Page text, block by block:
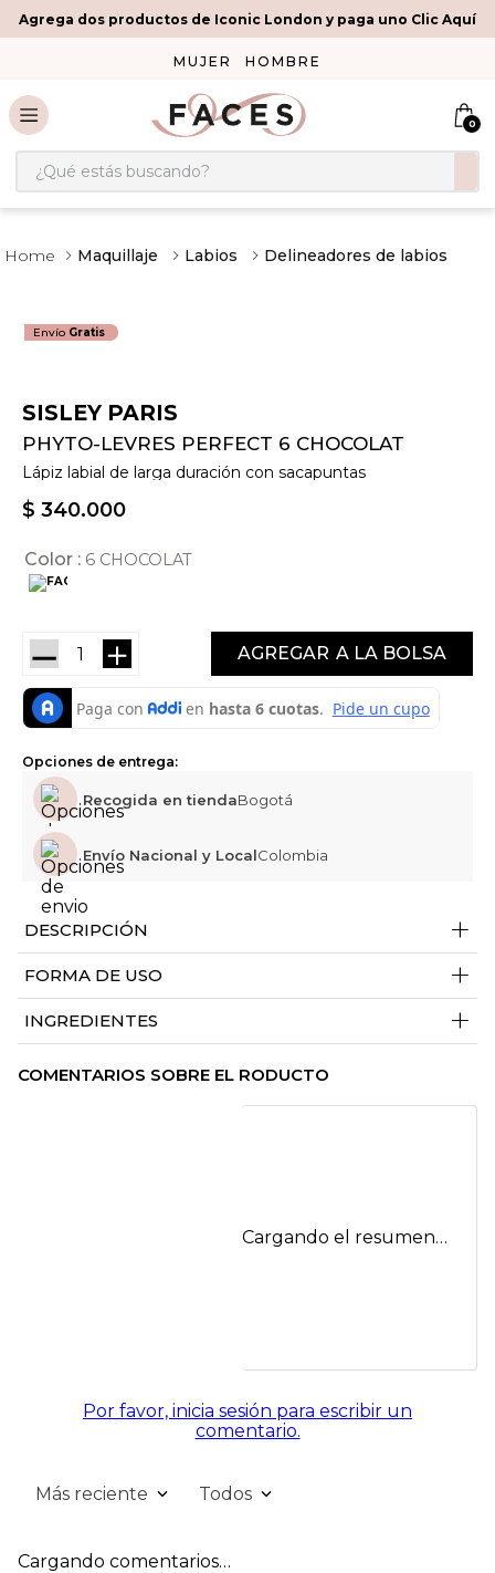
Agrega dos productos de Iconic London y paga uno Clic Aquí
MUJER HOMBRE
0
¿Qué estás buscando?
Maquillaje Labios Delineadores de labios
Envío Gratis
SISLEY PARIS
PHYTO-LEVRES PERFECT 6 CHOCOLAT
Lápiz labial de larga duración con sacapuntas
$ 340.000
Color 6 CHOCOLAT
＋
－ AGREGAR
Opciones de entrega:
Recogida en tiendaBogotá
Envío Nacional y LocalColombia
DESCRIPCIÓN +
FORMA DE USO +
INGREDIENTES +
COMENTARIOS SOBRE EL RODUCTO
Cargando el resumen…
Por favor, inicia sesión para escribir un
comentario.
Más reciente Todos
Cargando comentarios…